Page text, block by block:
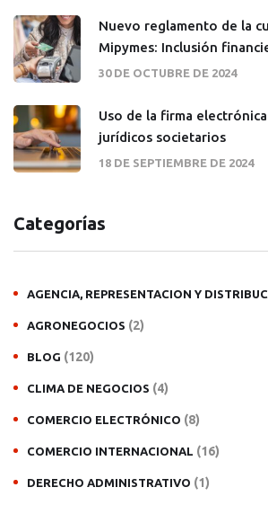
Nuevo reglamento de la
Mipymes: Inclusión
30 DE OCTUBRE DE 2024
Uso de la firma
jurídicos societarios
18 DE SEPTIEMBRE DE 2024
Categorías
AGENCIA, REPRESENTACION Y
AGRONEGOCIOS (2)
BLOG (120)
CLIMA DE NEGOCIOS (4)
COMERCIO ELECTRÓNICO (8)
COMERCIO INTERNACIONAL (16)
DERECHO ADMINISTRATIVO (1)